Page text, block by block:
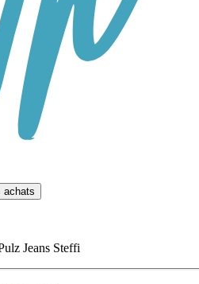
achats
Jeans Steffi